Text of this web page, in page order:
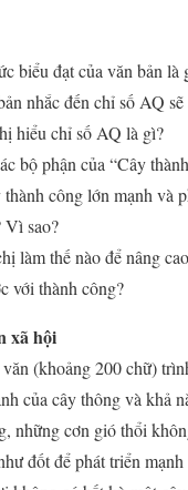
biểu đạt của văn bản là
nhắc đến chỉ số AQ
hiểu chỉ số AQ là gì?
bộ phận của “Cây
công lớn mạnh và
Vì sao?
làm thế nào để nâng
với thành công?
xã hội
(khoảng 200 chữ)
của cây thông và khả
những cơn gió thổi
đốt để phát triển